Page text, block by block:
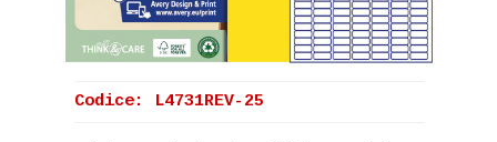
Codice: L4731REV-25